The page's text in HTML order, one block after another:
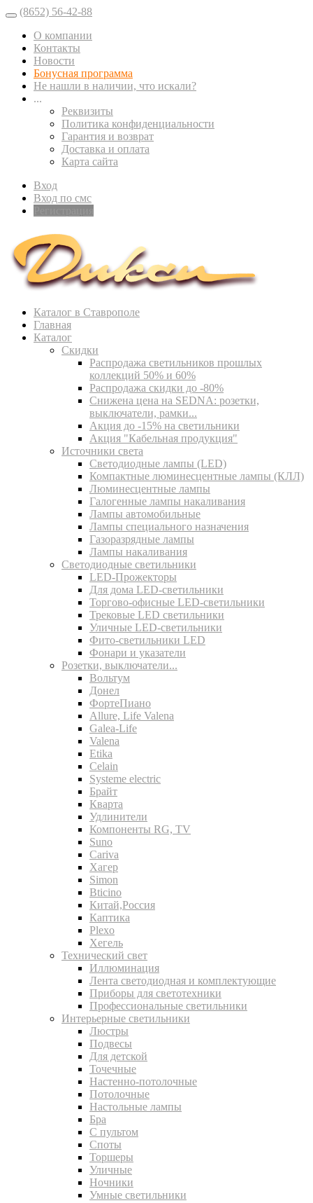
(8652) 56-42-88
О компании
Контакты
Новости
Бонусная программа
Не нашли в наличии, что искали?
...
Реквизиты
Политика конфиденциальности
Гарантия и возврат
Доставка и оплата
Карта сайта
Вход
Вход по смс
Каталог в Ставрополе
Главная
Каталог
Скидки
Распродажа светильников прошлых
коллекций 50% и 60%
Распродажа скидки до -80%
Cнижена цена на SEDNA: розетки,
выключатели, рамки...
Акция до -15% на светильники
Акция "Кабельная продукция"
Источники света
Светодиодные лампы (LED)
Компактные люминесцентные лампы (КЛЛ)
Люминесцентные лампы
Галогенные лампы накаливания
Лампы автомобильные
Лампы специального назначения
Газоразрядные лампы
Лампы накаливания
Светодиодные светильники
LED-Прожекторы
Для дома LED-светильники
Торгово-офисные LED-светильники
Трековые LED светильники
Уличные LED-светильники
Фито-светильники LED
Фонари и указатели
Розетки, выключатели...
Вольтум
Донел
ФортеПиано
Allure, Life Valena
Galea-Life
Valena
Etika
Celain
Systeme electric
Брайт
Кварта
Удлинители
Компоненты RG, TV
Suno
Cariva
Хагер
Simon
Bticino
Китай,Россия
Каптика
Plexo
Хегель
Технический свет
Иллюминация
Лента светодиодная и комплектующие
Приборы для светотехники
Профессиональные светильники
Интерьерные светильники
Люстры
Подвесы
Для детской
Точечные
Настенно-потолочные
Потолочные
Настольные лампы
Бра
С пультом
Споты
Торшеры
Уличные
Ночники
Умные светильники